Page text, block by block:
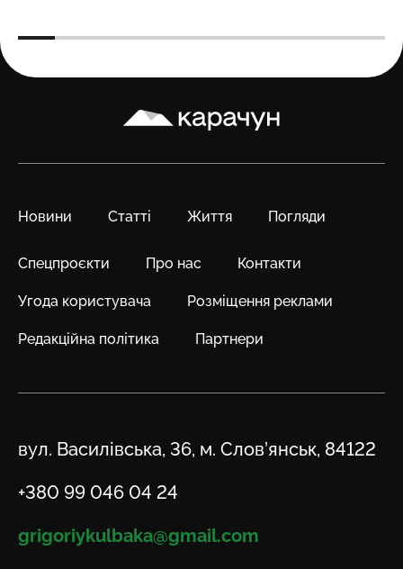
Карачун
Новини Статті Життя Погляди
Спецпроєкти Про нас Контакти
Угода користувача Розміщення реклами
Редакційна політика Партнери
Адреса
вул. Василівська, 36, м. Слов’янськ, 84122
Телефон
+380 99 046 04 24
Email
grigoriykulbaka@gmail.com